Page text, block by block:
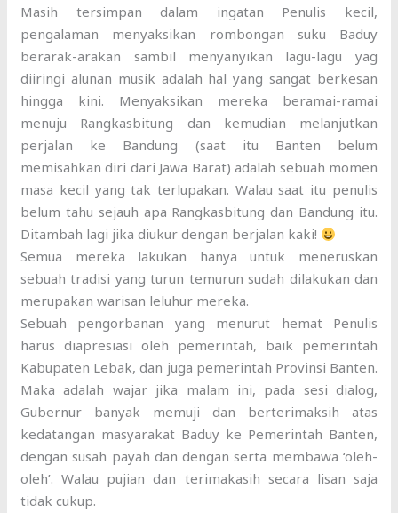
Masih tersimpan dalam ingatan Penulis kecil,
pengalaman menyaksikan rombongan suku Baduy
berarak-arakan sambil menyanyikan lagu-lagu yag
diiringi alunan musik adalah hal yang sangat berkesan
hingga kini. Menyaksikan mereka beramai-ramai
menuju Rangkasbitung dan kemudian melanjutkan
perjalan ke Bandung (saat itu Banten belum
memisahkan diri dari Jawa Barat) adalah sebuah momen
masa kecil yang tak terlupakan. Walau saat itu penulis
belum tahu sejauh apa Rangkasbitung dan Bandung itu.
Ditambah lagi jika diukur dengan berjalan kaki!
Semua mereka lakukan hanya untuk meneruskan
sebuah tradisi yang turun temurun sudah dilakukan dan
merupakan warisan leluhur mereka.
Sebuah pengorbanan yang menurut hemat Penulis
harus diapresiasi oleh pemerintah, baik pemerintah
Kabupaten Lebak, dan juga pemerintah Provinsi Banten.
Maka adalah wajar jika malam ini, pada sesi dialog,
Gubernur banyak memuji dan berterimaksih atas
kedatangan masyarakat Baduy ke Pemerintah Banten,
dengan susah payah dan dengan serta membawa ‘oleh-
oleh’. Walau pujian dan terimakasih secara lisan saja
tidak cukup.